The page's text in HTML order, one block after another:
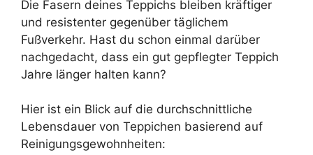
Die Fasern deines Teppichs bleiben kräftiger
und resistenter gegenüber täglichem
Fußverkehr. Hast du schon einmal darüber
nachgedacht, dass ein gut gepflegter Teppich
Jahre länger halten kann?
Hier ist ein Blick auf die durchschnittliche
Lebensdauer von Teppichen basierend auf
Reinigungsgewohnheiten: